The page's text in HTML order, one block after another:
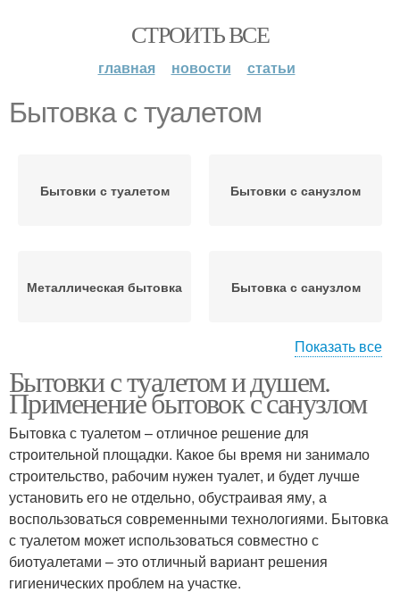
СТРОИТЬ ВСЕ
главная новости статьи
Бытовка с туалетом
Бытовки с туалетом Бытовки с санузлом
Металлическая бытовка Бытовка с санузлом
Душ в бытовке Бытовки для дачи
Туалет в бытовке Хозблок из туалета
Цены на бытовки
Показать все
Бытовки с туалетом и душем.
Применение бытовок с санузлом
Бытовка с туалетом – отличное решение для
строительной площадки. Какое бы время ни занимало
строительство, рабочим нужен туалет, и будет лучше
установить его не отдельно, обустраивая яму, а
воспользоваться современными технологиями. Бытовка
с туалетом может использоваться совместно с
биотуалетами – это отличный вариант решения
гигиенических проблем на участке.